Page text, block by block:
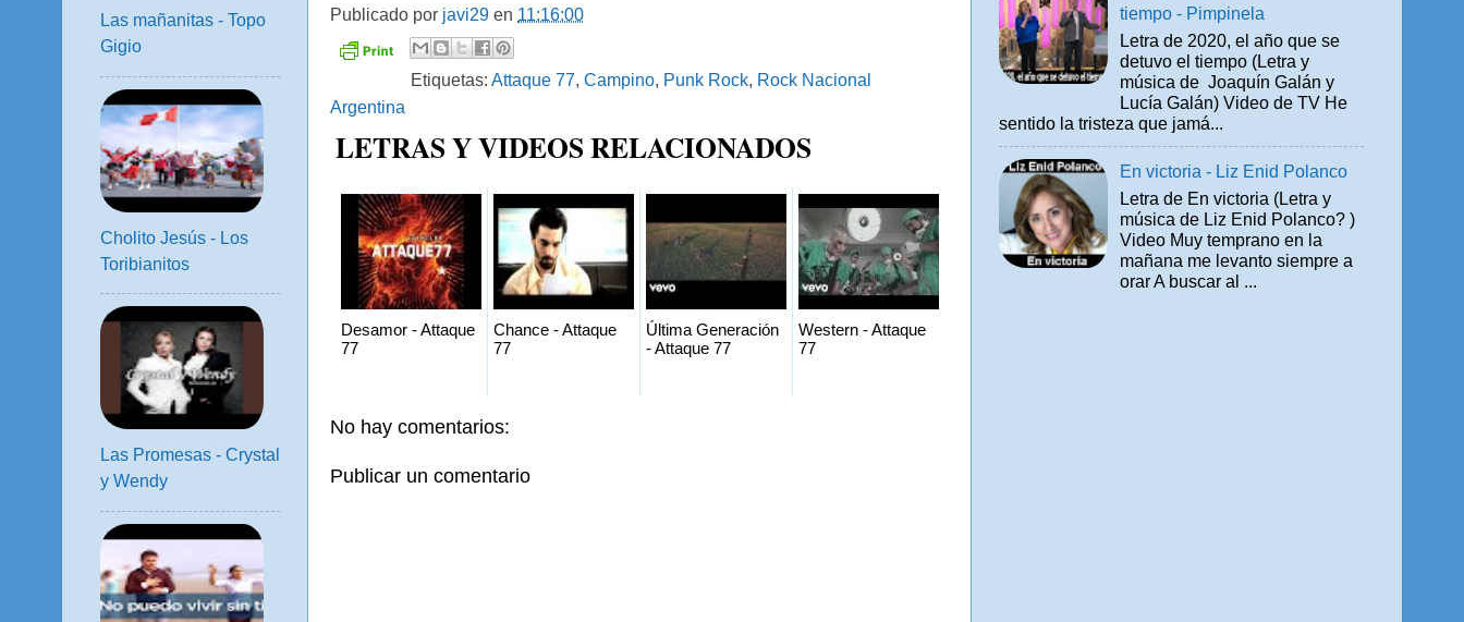
Publicado por javi29 en 11:16:00
Etiquetas: Attaque 77, Campino, Punk Rock, Rock Nacional
Argentina
LETRAS Y VIDEOS RELACIONADOS
Desamor - Attaque
77
Chance - Attaque
77
Última Generación
- Attaque 77
Western - Attaque
77
No hay comentarios:
Publicar un comentario
Las mañanitas - Topo
Gigio
Cholito Jesús - Los
Toribianitos
Las Promesas - Crystal
y Wendy
tiempo - Pimpinela
Letra de 2020, el año que se
detuvo el tiempo (Letra y
música de Joaquín Galán y
Lucía Galán) Video de TV He
sentido la tristeza que jamá...
En victoria - Liz Enid Polanco
Letra de En victoria (Letra y
música de Liz Enid Polanco? )
Video Muy temprano en la
mañana me levanto siempre a
orar A buscar al ...